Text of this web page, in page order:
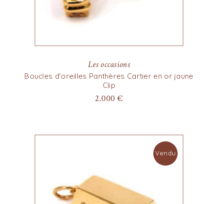
Les occasions
Boucles d’oreilles Panthères Cartier en or jaune
Clip
2.000 €
Vendu